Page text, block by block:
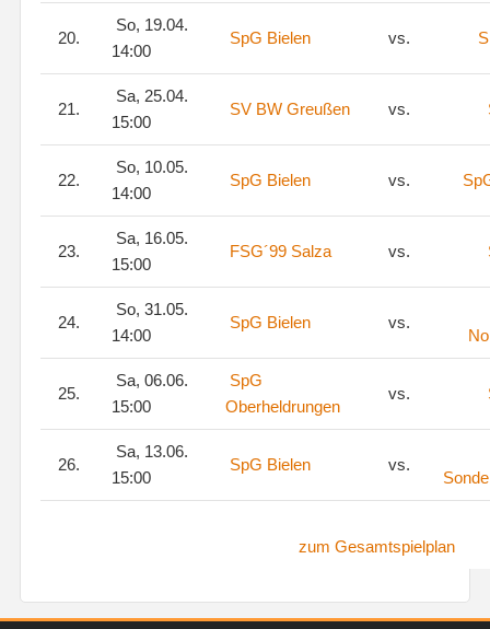
20.
So, 19.04.
14:00
SpG Bielen vs.
21.
Sa, 25.04.
15:00
SV BW Greußen vs.
22.
So, 10.05.
14:00
SpG Bielen vs.
23.
Sa, 16.05.
15:00
FSG´99 Salza vs.
24.
So, 31.05.
14:00
SpG Bielen vs.
25.
Sa, 06.06.
15:00
SpG
Oberheldrungen
vs.
26.
Sa, 13.06.
15:00
SpG Bielen vs.
zum Gesamtspielplan